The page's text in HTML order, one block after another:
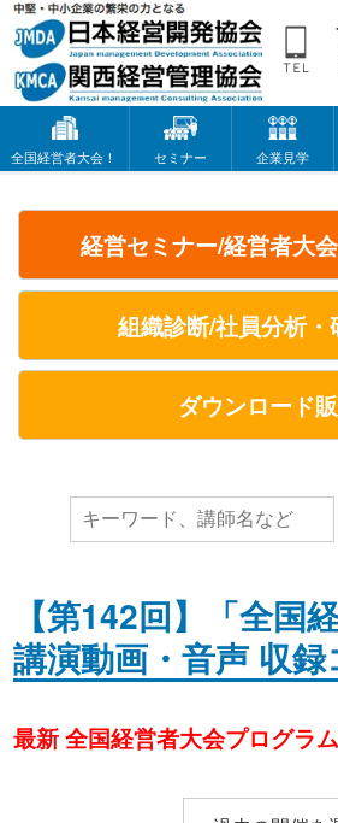
全国経営者大会！ セミナー 企業見学
経営セミナー/経営者大
組織診断/社員分析・
ダウンロード
【第142回】「全国
講演動画・音声 収
最新 全国経営者大会プログラ